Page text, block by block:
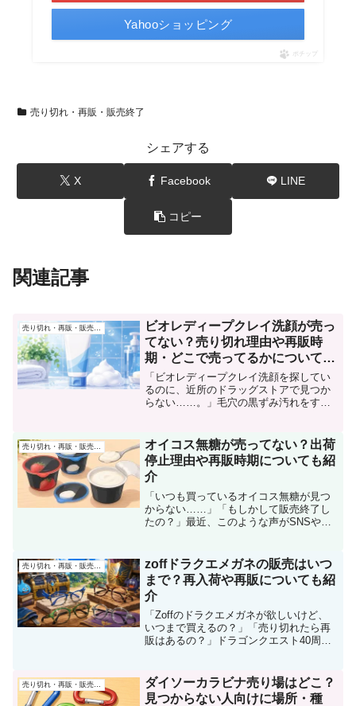
Yahooショッピング
ポチップ
売り切れ・再販・販売終了
シェアする
X Facebook LINE
コピー
関連記事
売り切れ・再販・販売終了
ビオレディープクレイ洗顔が売っ
てない？売り切れ理由や再販時
期・どこで売ってるかについても
紹介！
「ビオレディープクレイ洗顔を探してい
るのに、近所のドラッグストアで見つか
らない……。」毛穴の黒ずみ汚れをすっ
も話題の洗顔料を探しに行き、何店舗か
回ったことがあります。結...
売り切れ・再販・販売終了
オイコス無糖が売ってない？出荷
停止理由や再販時期についても紹
介
「いつも買っているオイコス無糖が見つ
からない……」「もしかして販売終了し
たの？」最近、このような声がSNSや口
コス無糖だけ棚が空になっている場面を
何度か見かけました。毎...
zoffドラクエメガネの販売はいつ
まで？再入荷や再販についても紹
介
「Zoffのドラクエメガネが欲しいけど、
いつまで買えるの？」「売り切れたら再
販はあるの？」ドラゴンクエスト40周年
っています。私も特設サイトを見ました
が、ス...
売り切れ・再販・販売終了
ダイソーカラビナ売り場はどこ？
見つからない人向けに場所・種